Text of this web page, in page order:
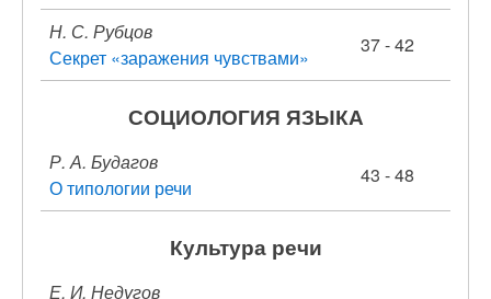
Н. С. Рубцов
Секрет «заражения чувствами»
37 - 42
СОЦИОЛОГИЯ ЯЗЫКА
Р. А. Будагов
О типологии речи
43 - 48
Культура речи
Е. И. Недугов